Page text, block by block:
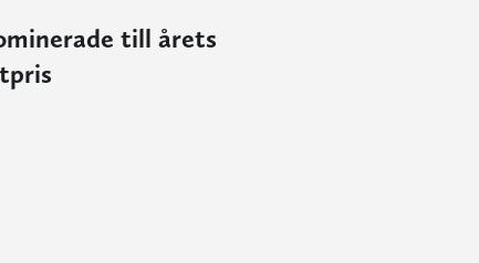
till årets